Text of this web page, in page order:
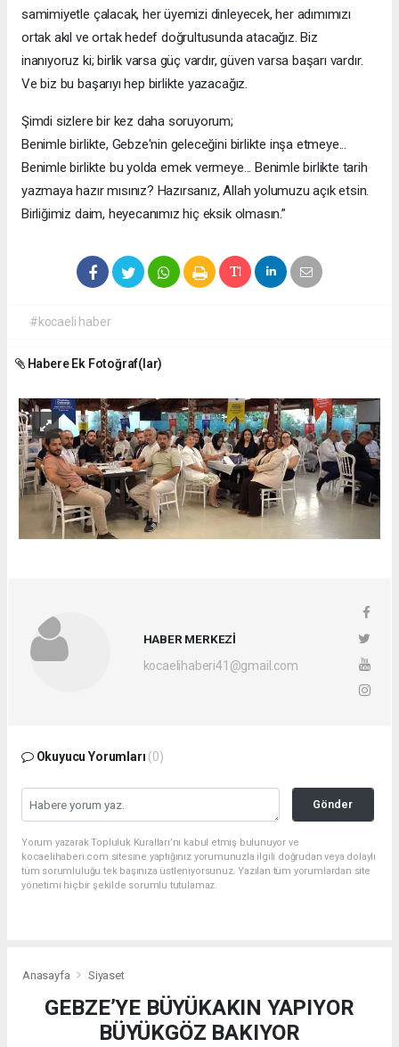
samimiyetle çalacak, her üyemizi dinleyecek, her adımımızı
ortak akıl ve ortak hedef doğrultusunda atacağız. Biz
inanıyoruz ki; birlik varsa güç vardır, güven varsa başarı vardır.
Ve biz bu başarıyı hep birlikte yazacağız.
Şimdi sizlere bir kez daha soruyorum;
Benimle birlikte, Gebze'nin geleceğini birlikte inşa etmeye...
Benimle birlikte bu yolda emek vermeye... Benimle birlikte tarih
yazmaya hazır mısınız? Hazırsanız, Allah yolumuzu açık etsin.
Birliğimiz daim, heyecanımız hiç eksik olmasın.”
#kocaeli haber
Habere Ek Fotoğraf(lar)
HABER MERKEZİ
kocaelihaberi41@gmail.com
Okuyucu Yorumları (0)
Gönder
Yorum yazarak Topluluk Kuralları’nı kabul etmiş bulunuyor ve
kocaelihaberi.com sitesine yaptığınız yorumunuzla ilgili doğrudan veya dolaylı
tüm sorumluluğu tek başınıza üstleniyorsunuz. Yazılan tüm yorumlardan site
yönetimi hiçbir şekilde sorumlu tutulamaz.
Anasayfa Siyaset
GEBZE’YE BÜYÜKAKIN YAPIYOR
BÜYÜKGÖZ BAKIYOR